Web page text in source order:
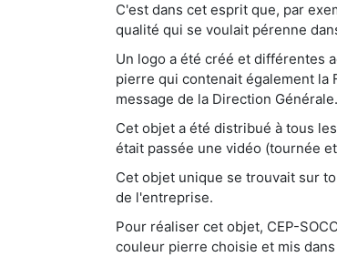
C'est dans cet esprit que, par
qualité qui se voulait pérenne
Un logo a été créé et différentes
pierre qui contenait également la
message de la Direction Générale.
Cet objet a été distribué à tous
était passée une vidéo (tournée
Cet objet unique se trouvait sur
de l'entreprise.
Pour réaliser cet objet, CEP-
couleur pierre choisie et mis